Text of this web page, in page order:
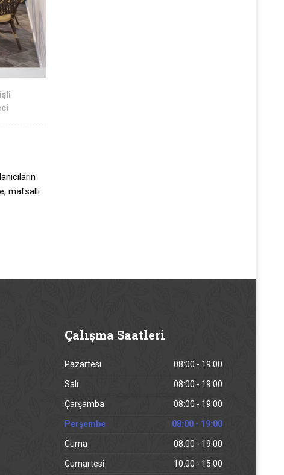
mafsallı
Çalışma Saatleri
Pazartesi 08:00 - 19:00
Salı 08:00 - 19:00
Çarşamba 08:00 - 19:00
Perşembe 08:00 - 19:00
Cuma 08:00 - 19:00
Cumartesi 10:00 - 15:00